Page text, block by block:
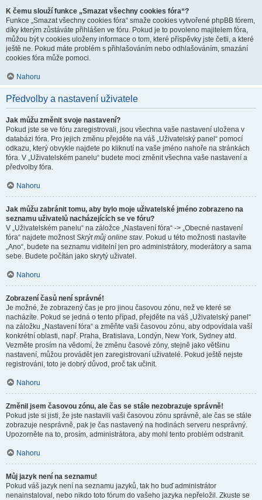
K čemu slouží funkce „Smazat všechny cookies fóra“?
Funkce „Smazat všechny cookies fóra“ smaže cookies vytvořené phpBB fórem,
díky kterým zůstáváte přihlášen ve fóru. Pokud je to povoleno majitelem fóra,
můžou být v cookies uloženy informace o tom, které příspěvky jste četli, a které
ještě ne. Pokud máte problém s přihlašováním nebo odhlašováním, smazání
cookies fóra může pomoci.
Nahoru
Předvolby a nastavení uživatele
Jak můžu změnit svoje nastavení?
Pokud jste se ve fóru zaregistrovali, jsou všechna vaše nastavení uložena v
databázi fóra. Pro jejich změnu přejděte na váš „Uživatelský panel“ pomocí
odkazu, který obvykle najdete po kliknutí na vaše jméno nahoře na stránkách
fóra. V „Uživatelském panelu“ budete moci změnit všechna vaše nastavení a
předvolby fóra.
Nahoru
Jak můžu zabránit tomu, aby bylo moje uživatelské jméno zobrazeno na
seznamu uživatelů nacházejících se ve fóru?
V „Uživatelském panelu“ na záložce „Nastavení fóra“ -> „Obecné nastavení
fóra“ najdete možnostSkrýt můj online stav. Pokud u této možnosti nastavíte
„Ano“, budete na seznamu viditelní jen pro administrátory, moderátory a sama
sebe. Budete počítán jako skrytý uživatel.
Nahoru
Zobrazení časů není správné!
Je možné, že zobrazený čas je pro jinou časovou zónu, než ve které se
nacházíte. Pokud se jedná o tento případ, přejděte na váš „Uživatelský panel“
na záložku „Nastavení fóra“ a změňte vaši časovou zónu, aby odpovídala vaší
konkrétní oblasti, např. Praha, Bratislava, Londýn, New York, Sydney atd.
Vezměte prosím na vědomí, že změnu časové zóny, stejně jako většinu
nastavení, můžou provádět jen zaregistrovaní uživatelé. Pokud ještě nejste
registrováni, toto je dobrý důvod, proč tak učinit.
Nahoru
Změnil jsem časovou zónu, ale čas se stále nezobrazuje správně!
Pokud jste si jisti, že jste nastavili vaši časovou zónu správně, ale čas se stále
zobrazuje nesprávně, pak je čas nastavený na hodinách serveru nesprávný.
Upozorněte na to, prosím, administrátora, aby mohl tento problém odstranit.
Nahoru
Můj jazyk není na seznamu!
Pokud váš jazyk není na seznamu jazyků, tak ho buď administrátor
nenainstaloval, nebo nikdo toto fórum do vašeho jazyka nepřeložil. Zkuste se